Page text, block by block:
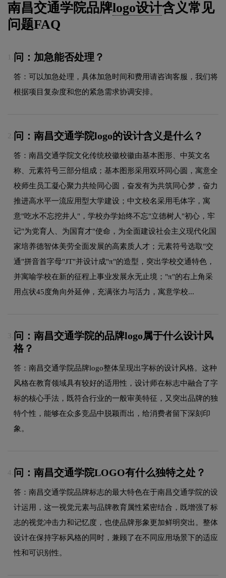
南昌交通学院品牌logo设计含义常见
问题FAQ
问：加急能否处理？
答：可以加急处理，具体加急时间和费用请咨询客服，我们将
根据项目复杂度和您的紧急需求协调安排。
2. 问：南昌交通学院logo的设计含义是什么？
答：南昌交通学院文化传统校徽校徽由基本图形、中英文名
称、元素符号三部分组成；基本图形采用双环同心圆，寓意全
校师生员工凝心聚力共绘同心圆，奋发有为共筑同心梦，奋力
推进高水平一流应用型大学建设；中文校名采用毛体字，寓
意"吃水不忘挖井人"，学校办学始终不忘"立德树人"初心，牢
记"为党育人、为国育才"使命，为全面建设社会主义现代化国
家培养德智体美劳全面发展的高素质人才；元素符号选取"交
通"拼音首字母"JT"并设计成"π"的造型，突出学校交通特色，
并寓喻学校在新的征程上事业发展永无止境；"π"的右上角采
用点状45度角向外延伸，充满张力与活力，寓意学校...
3. 问：南昌交通学院的品牌logo属于什么设计风
格？
答：南昌交通学院品牌logo整体呈现出字标的设计风格。这种
风格在教育领域具有较好的适用性，设计师在标志中融合了字
标的核心手法，既符合行业的一般审美特征，又突出品牌的独
特个性，能够在众多竞品中脱颖而出，给消费者留下深刻印
象。
4. 问：南昌交通学院LOGO有什么独特之处？
答：南昌交通学院品牌标志的最大特色在于南昌交通学院的设
计运用，这一视觉元素与品牌教育属性紧密结合，既增强了标
志的视觉冲击力和记忆度，也使品牌形象更加鲜明突出。整体
设计在保持字标风格的同时，兼顾了在不同应用场景下的适应
性和可识别性。